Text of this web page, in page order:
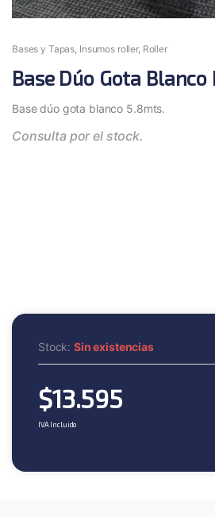
Bases y Tapas, Insumos roller, Roller
Base Dúo Gota
Base dúo gota blanco 5.8mts.
Consulta por el stock.
Stock:Sin existencias
$13.595
IVA Incluido